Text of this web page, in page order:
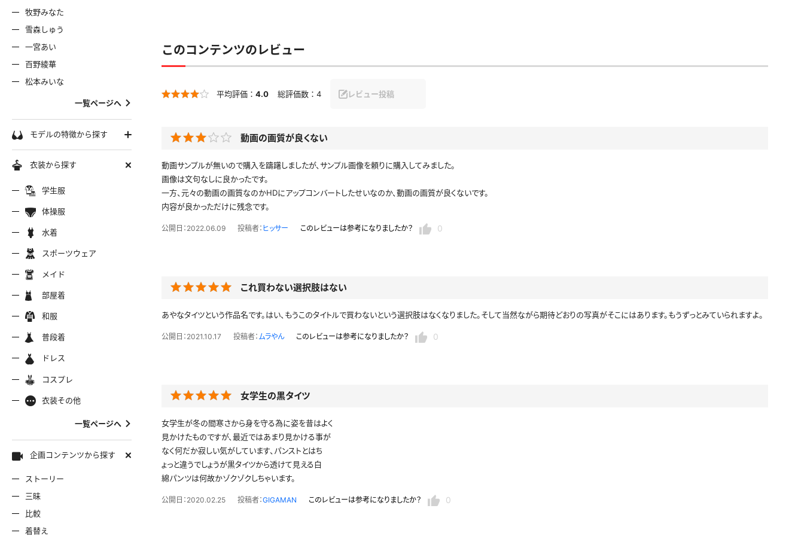
ラー夏服 セーラー冬服
制服カーディガン
ジャージ
ベスト 制服吊りスカート
ワンピース
服
ミズ
リーダー マーチングバンド
タード
リー
ミソール
袴ワンピース
ディングドレス わんぱくスタイル アイドル風
ウィン サバゲー
エプロン
タオル コート
ディガン
牧野みなた
雪森しゅう
一宮あい
百野綾華
松本みいな
一覧ページへ
モデルの特徴から探す
スレンダー
ムチムチ
ミニマム
色白
美脚
美尻
ちっぱい
衣装から探す
学生服 制服シャツ 制服ジャージ 制服セーター
制服パーカー 制服ベスト 制服ポロシャツ
制服Tシャツ
体操服
ブルマ 体操服 短パン
水着 水着 スクミズ 競泳水着
スポーツウェア
陸上 レオタード
メイド
メイド ガーリー
部屋着
部屋着 キャミソール 彼シャツ Tシャツ
和服
浴衣 着物
普段着 普段着 私服 デニムスカート
ドレス
コスプレ
衣装その他
セーター カーディガン
一覧ページへ
企画コンテンツから探す
ストーリー
三昧
比較
着替え
このコンテンツのレビュー
平均評価： 4.0 総評価数： 4 レビュー投稿
動画の画質が良くない
動画サンプルが無いので購入を躊躇しましたが、サンプル画像を頼りに購入してみました。
画像は文句なしに良かったです。
一方、元々の動画の画質なのかHDにアップコンバートしたせいなのか、動画の画質が良くないです。
内容が良かっただけに残念です。
公開日：2022.06.09 投稿者： ヒッサー このレビューは参考になりましたか？ 0
これ買わない選択肢はない
あやなタイツという作品名です。はい、もうこのタイトルで買わないという選択肢はなくなりました。そして当然ながら期待どおりの写真がそこにはあります。もうずっとみていられますよ。
公開日：2021.10.17 投稿者： ムラやん このレビューは参考になりましたか？ 0
女学生の黒タイツ
女学生が冬の間寒さから身を守る為に姿を昔はよく
見かけたものですが、最近ではあまり見かける事が
なく何だか寂しい気がしています、パンストとはち
ょっと違うでしょうが黒タイツから透けて見える白
綿パンツは何故かゾクゾクしちゃいます。
公開日：2020.02.25 投稿者：GIGAMAN このレビューは参考になりましたか？ 0